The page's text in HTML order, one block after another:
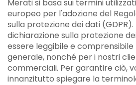
Merati si basa sui termini
europeo per l'adozione del
sulla protezione dei dati (GDPR).
dichiarazione sulla protezione
essere leggibile e
generale, nonché per i nostri
commerciali. Per garantire ciò,
innanzitutto spiegare la